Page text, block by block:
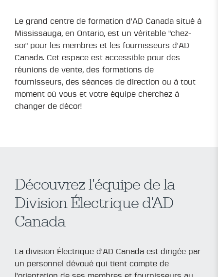
Le grand centre de formation d'AD Canada situé à
Mississauga, en Ontario, est un véritable "chez-
soi" pour les membres et les fournisseurs d'AD
Canada. Cet espace est accessible pour des
réunions de vente, des formations de
fournisseurs, des séances de direction ou à tout
moment où vous et votre équipe cherchez à
changer de décor!
Découvrez l'équipe de la
Division Électrique d'AD
Canada
La division Électrique d'AD Canada est dirigée par
un personnel dévoué qui tient compte de